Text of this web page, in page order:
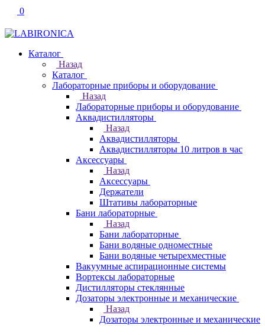
0
Каталог
Назад
Каталог
Лабораторные приборы и оборудование
Назад
Лабораторные приборы и оборудование
Аквадистилляторы
Назад
Аквадистилляторы
Аквадистилляторы 10 литров в час
Аксессуары
Назад
Аксессуары
Держатели
Штативы лабораторные
Бани лабораторные
Назад
Бани лабораторные
Бани водяные одноместные
Бани водяные четырехместные
Вакуумные аспирационные системы
Вортексы лабораторные
Дистилляторы стеклянные
Дозаторы электронные и механические
Назад
Дозаторы электронные и механические